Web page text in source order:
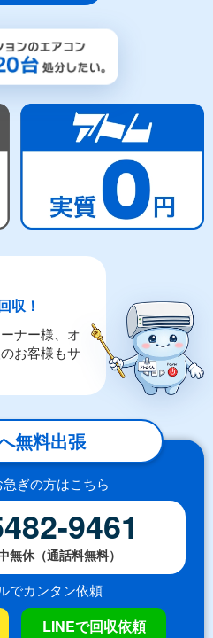
収！
ナー様、オ
お客様もサ
無料出張
急ぎの方はこちら
9461
無休（通話料無料）
でカンタン依頼
LINEで回収依頼